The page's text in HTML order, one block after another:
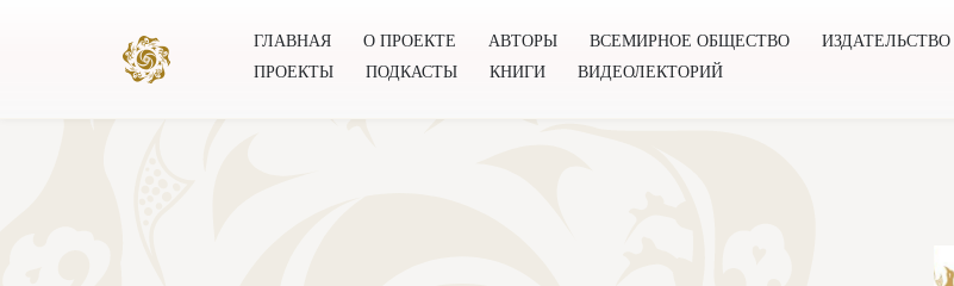
ГЛАВНАЯ О ПРОЕКТЕ АВТОРЫ ВСЕМИРНОЕ ОБЩЕСТВО ИЗДАТЕЛЬСТВО
ПРОЕКТЫ
ПОДКАСТЫ КНИГИ ВИДЕОЛЕКТОРИЙ